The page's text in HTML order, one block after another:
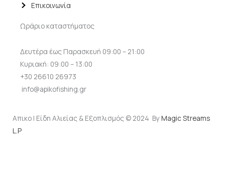
Επικοινωνία
Ωράριο καταστήματος
Δευτέρα έως Παρασκευή 09:00 – 21:00
Κυριακή: 09:00 – 13:00
+30 26610 26973
info@apikofishing.gr
Απικο | Είδη Αλιείας & Εξοπλισμός © 2024 ByMagic Streams
L.P